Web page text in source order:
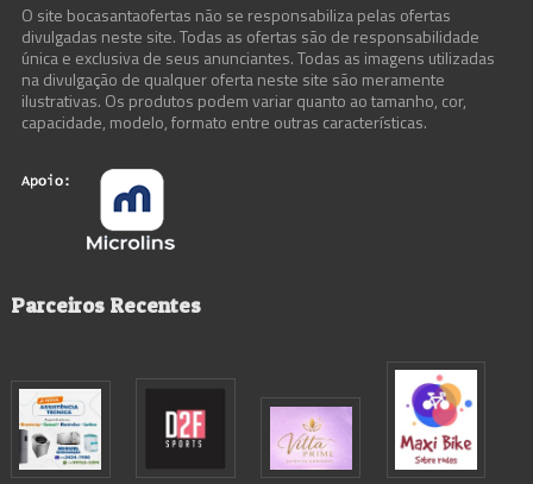
Olaria
Olaria2
Tintas
Utilidades Domésticas e Presentes
O site bocasantaofertas não se responsabiliza pelas ofertas
divulgadas neste site. Todas as ofertas são de responsabilidade
única e exclusiva de seus anunciantes. Todas as imagens utilizadas
na divulgação de qualquer oferta neste site são meramente
ilustrativas. Os produtos podem variar quanto ao tamanho, cor,
capacidade, modelo, formato entre outras características.
Parceiros Recentes